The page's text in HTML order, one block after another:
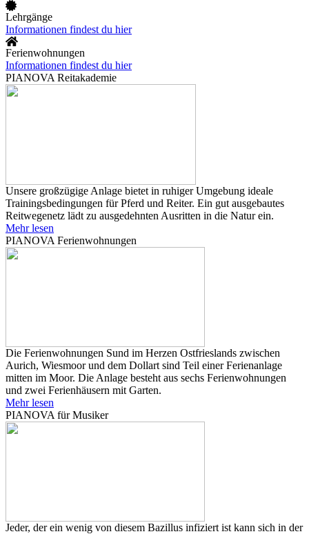
Lehrgänge
Informationen findest du hier
Ferienwohnungen
Informationen findest du hier
PIANOVA Reitakademie
Unsere großzügige Anlage bietet in ruhiger Umgebung ideale
Trainingsbedingungen für Pferd und Reiter. Ein gut ausgebautes
Reitwegenetz lädt zu ausgedehnten Ausritten in die Natur ein.
Mehr lesen
PIANOVA Ferienwohnungen
Die Ferienwohnungen Sund im Herzen Ostfrieslands zwischen
Aurich, Wiesmoor und dem Dollart sind Teil einer Ferienanlage
mitten im Moor. Die Anlage besteht aus sechs Ferienwohnungen
und zwei Ferienhäusern mit Garten.
Mehr lesen
PIANOVA für Musiker
Jeder, der ein wenig von diesem Bazillus infiziert ist kann sich in der